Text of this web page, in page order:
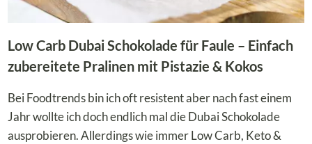
Low Carb Dubai Schokolade für Faule – Einfach
zubereitete Pralinen mit Pistazie & Kokos
Bei Foodtrends bin ich oft resistent aber nach fast einem
Jahr wollte ich doch endlich mal die Dubai Schokolade
ausprobieren. Allerdings wie immer Low Carb, Keto &